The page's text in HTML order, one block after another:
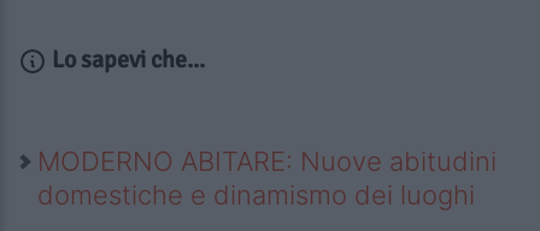
Lo sapevi che...
MODERNO ABITARE: Nuove abitudini
domestiche e dinamismo dei luoghi